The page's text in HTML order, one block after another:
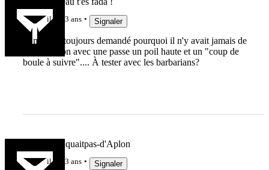
il y a 3 ans Signaler
Je me suis toujours demandé pourquoi il n'y avait jamais de
combinaison avec une passe un poil haute et un "coup de
boule à suivre".... À tester avec les barbarians?
Gio-nemanquaitpas-d'Aplon
il y a 3 ans Signaler